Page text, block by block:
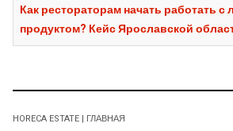
Как рестораторам начать работать
продуктом? Кейс Ярославской
HORECA ESTATE | ГЛАВНАЯ